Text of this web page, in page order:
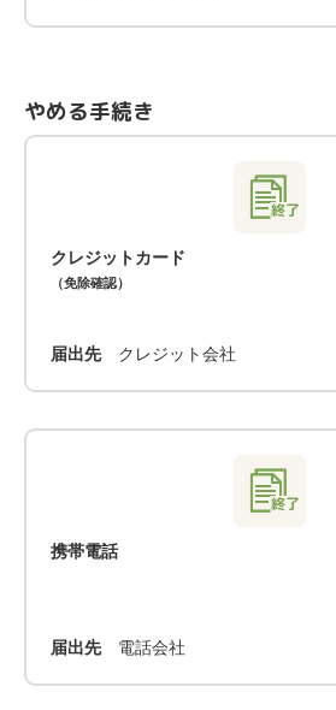
やめる手続き
クレジットカード
（免除確認）
届出先クレジット会社
携帯電話
届出先電話会社